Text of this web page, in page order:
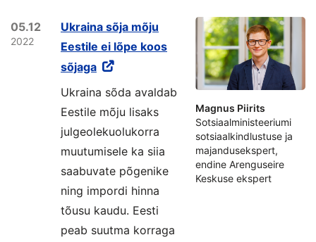
05.12
2022
Ukraina sõja mõju
Eestile ei lõpe koos
sõjaga
Ukraina sõda avaldab
Eestile mõju lisaks
julgeolekuolukorra
muutumisele ka siia
saabuvate põgenike
ning impordi hinna
tõusu kaudu. Eesti
peab suutma korraga
Magnus Piirits
Sotsiaalministeeriumi
sotsiaalkindlustuse ja
majandusekspert,
endine Arenguseire
Keskuse ekspert